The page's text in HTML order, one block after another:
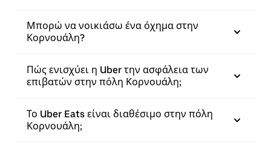
Μπορώ να νοικιάσω ένα όχημα στην
Κορνουάλη?
Πώς ενισχύει η Uber την ασφάλεια των
επιβατών στην πόλη Κορνουάλη;
Το Uber Eats είναι διαθέσιμο στην πόλη
Κορνουάλη;